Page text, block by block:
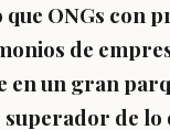
que ONGs con
de
en un gran
de lo